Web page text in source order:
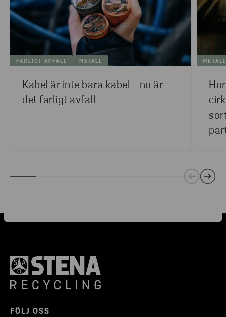
FARLIGT AVFALL METALL
Kabel är inte bara kabel - nu är
det farligt avfall
METALL
FÖLJ OSS